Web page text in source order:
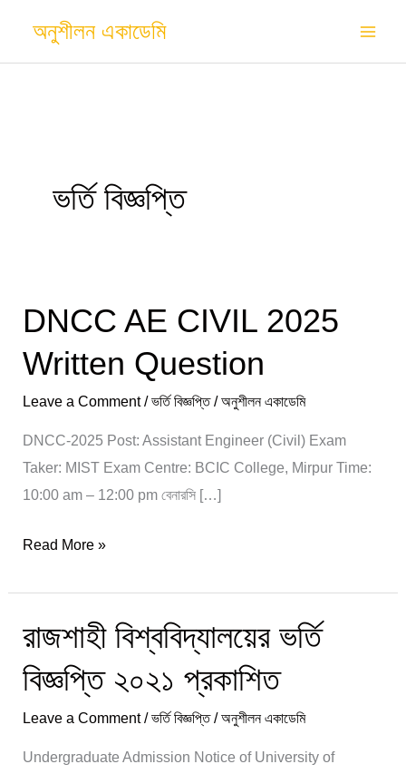
content
অনুশীলন একাডেমি
ভর্তি বিজ্ঞপ্তি
DNCC AE CIVIL 2025
Written Question
Leave a Comment /ভর্তি বিজ্ঞপ্তি/অনুশীলন একাডেমি
DNCC-2025 Post: Assistant Engineer (Civil) Exam
Taker: MIST Exam Centre: BCIC College, Mirpur Time:
10:00 am – 12:00 pm বেনারসি […]
DNCC
CIVIL
2025
Question
Read More »
রাজশাহী বিশ্ববিদ্যালয়ের ভর্তি
বিজ্ঞপ্তি ২০২১ প্রকাশিত
Leave a Comment /ভর্তি বিজ্ঞপ্তি/অনুশীলন একাডেমি
Undergraduate Admission Notice of University of
রাজশাহী
ভর্তি
বিজ্ঞপ্তি
প্রকাশিত